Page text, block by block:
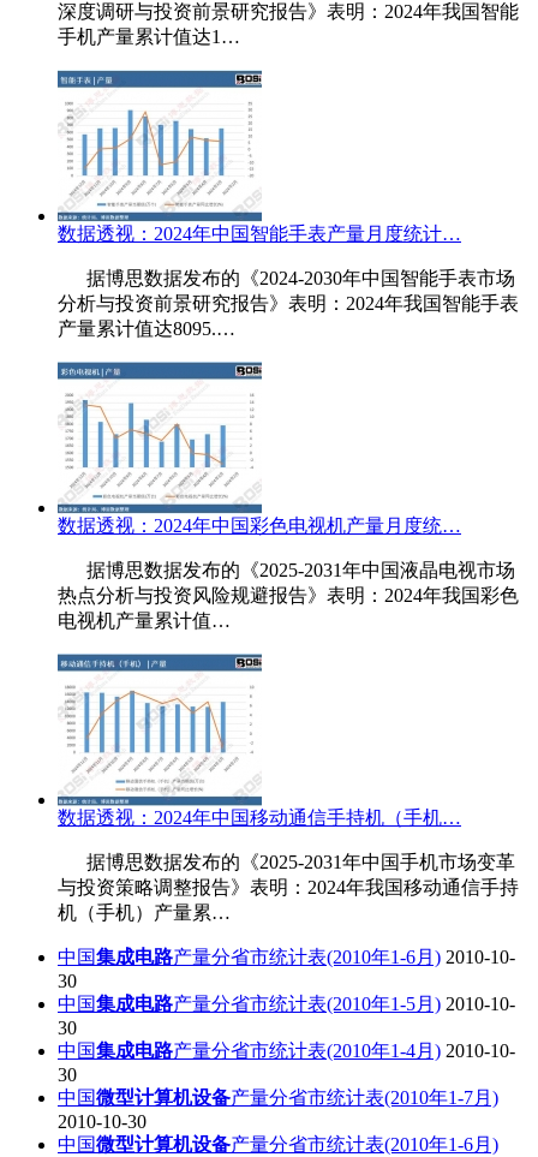
深度调研与投资前景研究报告》表明：2024年我国智能
手机产量累计值达1…
数据透视：2024年中国智能手表产量月度统计…
据博思数据发布的《2024-2030年中国智能手表市场
分析与投资前景研究报告》表明：2024年我国智能手表
产量累计值达8095.…
数据透视：2024年中国彩色电视机产量月度统…
据博思数据发布的《2025-2031年中国液晶电视市场
热点分析与投资风险规避报告》表明：2024年我国彩色
电视机产量累计值…
数据透视：2024年中国移动通信手持机（手机…
据博思数据发布的《2025-2031年中国手机市场变革
与投资策略调整报告》表明：2024年我国移动通信手持
机（手机）产量累…
中国集成电路产量分省市统计表(2010年1-6月) 2010-10-
30
中国集成电路产量分省市统计表(2010年1-5月) 2010-10-
30
中国集成电路产量分省市统计表(2010年1-4月) 2010-10-
30
中国微型计算机设备产量分省市统计表(2010年1-7月)
2010-10-30
中国微型计算机设备产量分省市统计表(2010年1-6月)